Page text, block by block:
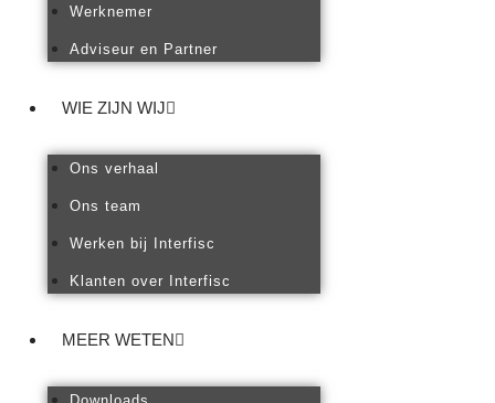
Werknemer
Adviseur en Partner
WIE ZIJN WIJ
Ons verhaal
Ons team
Werken bij Interfisc
Klanten over Interfisc
MEER WETEN